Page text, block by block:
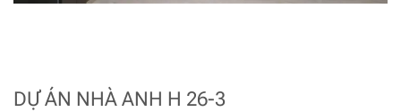
DỰ ÁN NHÀ ANH H 26-3